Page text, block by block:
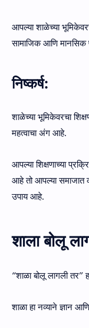
आपल्या शाळेच्या
सामाजिक आणि
निष्कर्ष:
शाळेच्या भूमिकेवरचा
महत्वाचा अंग आहे.
आपल्या शिक्षणाच्या
आहे तो आपल्या समाजात
उपाय आहे.
शाला बोलू
“शाळा बोलू लागली तर”
शाळा हा नव्याने ज्ञान